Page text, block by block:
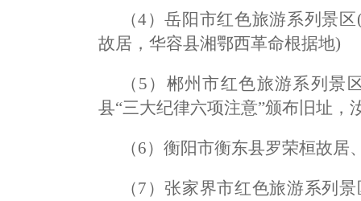
（4）岳阳市红色旅游系列景
故居，华容县湘鄂西革命根据地)
（5）郴州市红色旅游系列景
县“三大纪律六项注意”颁布旧址，
（6）衡阳市衡东县罗荣桓故居
（7）张家界市红色旅游系列